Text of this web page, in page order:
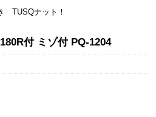
TUSQナット！
付 ミゾ付 PQ-1204